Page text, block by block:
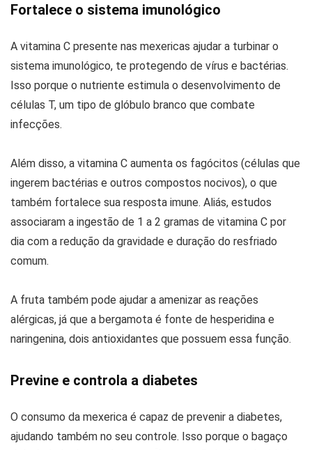
Fortalece o sistema imunológico
A vitamina C presente nas mexericas ajudar a turbinar o
sistema imunológico, te protegendo de vírus e bactérias.
Isso porque o nutriente estimula o desenvolvimento de
células T, um tipo de glóbulo branco que combate
infecções.
Além disso, a vitamina C aumenta os fagócitos (células que
ingerem bactérias e outros compostos nocivos), o que
também fortalece sua resposta imune. Aliás, estudos
associaram a ingestão de 1 a 2 gramas de vitamina C por
dia com a redução da gravidade e duração do resfriado
comum.
A fruta também pode ajudar a amenizar as reações
alérgicas, já que a bergamota é fonte de hesperidina e
naringenina, dois antioxidantes que possuem essa função.
Previne e controla a diabetes
O consumo da mexerica é capaz de prevenir a diabetes,
ajudando também no seu controle. Isso porque o bagaço